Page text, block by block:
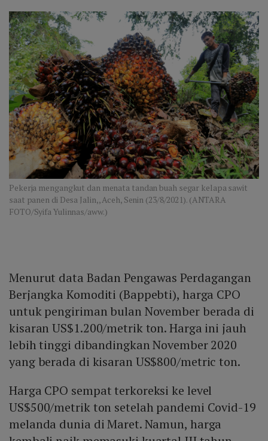
Pekerja mengangkut dan menata tandan buah segar kelapa sawit
saat panen di Desa Jalin,, Aceh, Senin (23/8/2021). (ANTARA
FOTO/Syifa Yulinnas/aww.)
Menurut data Badan Pengawas Perdagangan
Berjangka Komoditi (Bappebti), harga CPO
untuk pengiriman bulan November berada di
kisaran US$1.200/metrik ton. Harga ini jauh
lebih tinggi dibandingkan November 2020
yang berada di kisaran US$800/metric ton.
Harga CPO sempat terkoreksi ke level
US$500/metrik ton setelah pandemi Covid-19
melanda dunia di Maret. Namun, harga